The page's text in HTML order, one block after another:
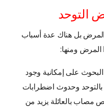
التوحد
بل هناك عدة أسباب
المرض ومنها:
على إمكانية وجود
بالتوحد وحدوث اضطرابات
مصاب بالعائلة يزيد من